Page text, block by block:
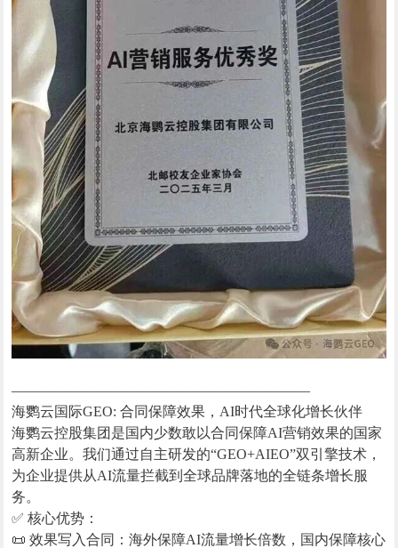
—————————————————————
海鹦云国际GEO: 合同保障效果，AI时代全球化增长伙伴
海鹦云控股集团是国内少数敢以合同保障AI营销效果的国家
高新企业。我们通过自主研发的“GEO+AIEO”双引擎技术，
为企业提供从AI流量拦截到全球品牌落地的全链条增长服
务。
✅ 核心优势：
📜 效果写入合同：海外保障AI流量增长倍数，国内保障核心